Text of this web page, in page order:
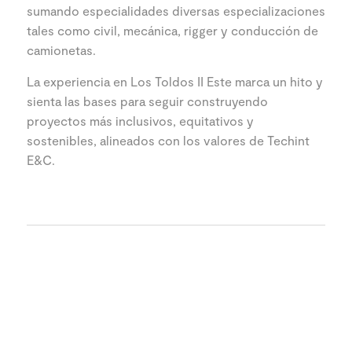
sumando especialidades diversas especializaciones
tales como civil, mecánica, rigger y conducción de
camionetas.
La experiencia en Los Toldos II Este marca un hito y
sienta las bases para seguir construyendo
proyectos más inclusivos, equitativos y
sostenibles, alineados con los valores de Techint
E&C.